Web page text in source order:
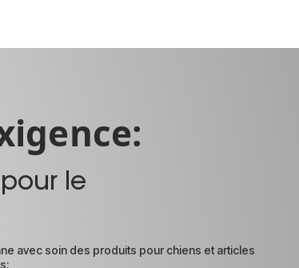
le
avec soin des produits pour chiens et articles